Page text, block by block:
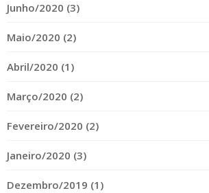
Junho/2020 (3)
Maio/2020 (2)
Abril/2020 (1)
Março/2020 (2)
Fevereiro/2020 (2)
Janeiro/2020 (3)
Dezembro/2019 (1)